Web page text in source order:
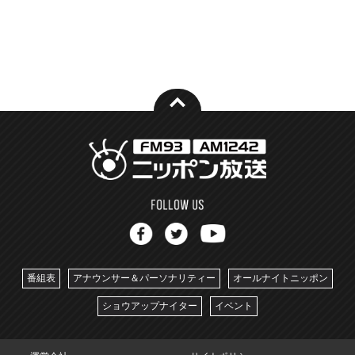
番組表 アナウンサー＆パーソナリティー オールナイトニッポン
ショウアップナイター イベント